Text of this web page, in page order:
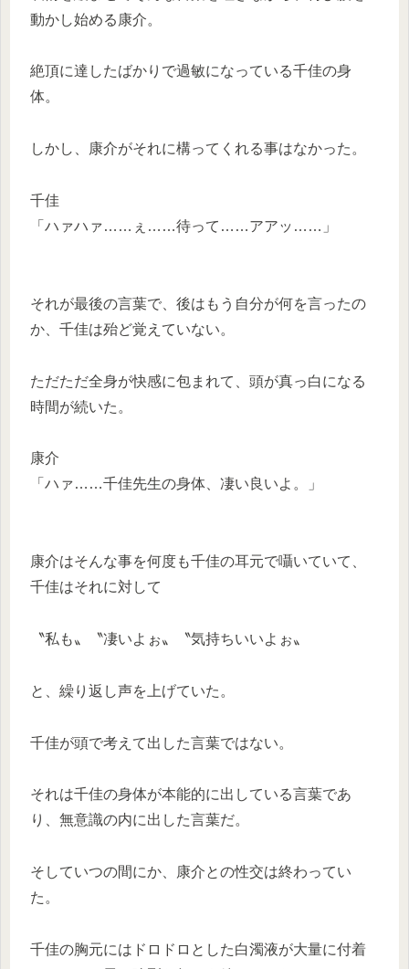
動かし始める康介。
絶頂に達したばかりで過敏になっている千佳の身
体。
しかし、康介がそれに構ってくれる事はなかった。
千佳
「ハァハァ……ぇ……待って……アアッ……」
それが最後の言葉で、後はもう自分が何を言ったの
か、千佳は殆ど覚えていない。
ただただ全身が快感に包まれて、頭が真っ白になる
時間が続いた。
康介
「ハァ……千佳先生の身体、凄い良いよ。」
康介はそんな事を何度も千佳の耳元で囁いていて、
千佳はそれに対して
〝私も〟〝凄いよぉ〟〝気持ちいいよぉ〟
と、繰り返し声を上げていた。
千佳が頭で考えて出した言葉ではない。
それは千佳の身体が本能的に出している言葉であ
り、無意識の内に出した言葉だ。
そしていつの間にか、康介との性交は終わってい
た。
千佳の胸元にはドロドロとした白濁液が大量に付着